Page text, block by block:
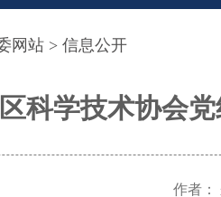
网站 > 信息公开
科学技术协会
作者：